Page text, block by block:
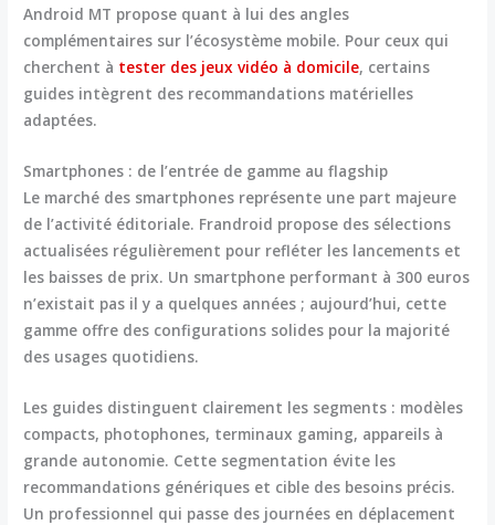
Android MT propose quant à lui des angles
complémentaires sur l’écosystème mobile. Pour ceux qui
cherchent à tester des jeux vidéo à domicile, certains
guides intègrent des recommandations matérielles
adaptées.
Smartphones : de l’entrée de gamme au flagship
Le marché des smartphones représente une part majeure
de l’activité éditoriale. Frandroid propose des sélections
actualisées régulièrement pour refléter les lancements et
les baisses de prix. Un smartphone performant à 300 euros
n’existait pas il y a quelques années ; aujourd’hui, cette
gamme offre des configurations solides pour la majorité
des usages quotidiens.
Les guides distinguent clairement les segments : modèles
compacts, photophones, terminaux gaming, appareils à
grande autonomie. Cette segmentation évite les
recommandations génériques et cible des besoins précis.
Un professionnel qui passe des journées en déplacement